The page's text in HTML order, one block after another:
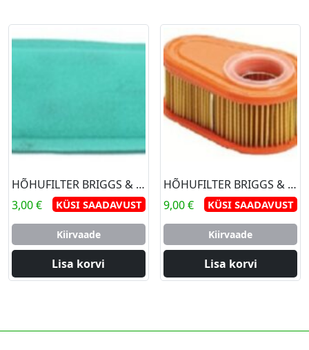
HÕHUFILTER BRIGGS & STRATTON 15,5.17.5 hj
3,00€ KÜSI SAADAVUST
Kiirvaade
Lisa korvi
HÕHUFILTER BRIGGS & STRATTON DOV 700-seria 5.0-7.0 hj
9,00€ KÜSI SAADAVUST
Kiirvaade
Lisa korvi